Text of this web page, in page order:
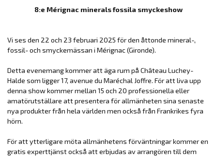
8:e Mérignac minerals fossila smyckeshow
Vi ses den 22 och 23 februari 2025 för den åttonde mineral-,
fossil- och smyckemässan i Mérignac (Gironde).
Detta evenemang kommer att äga rum på Château Luchey-
Halde som ligger 17, avenue du Maréchal Joffre. För att liva upp
denna show kommer mellan 15 och 20 professionella eller
amatörutställare att presentera för allmänheten sina senaste
nya produkter från hela världen men också från Frankrikes fyra
hörn.
För att ytterligare möta allmänhetens förväntningar kommer en
gratis experttjänst också att erbjudas av arrangören till dem